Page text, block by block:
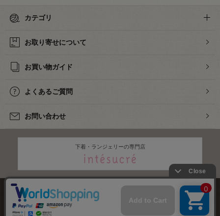
カテゴリ
お取り寄せについて
お買い物ガイド
よくあるご質問
お問い合わせ
下着・ランジェリーの専門店
株式会社オカダヤ
特定商取引法に基づく表記 プライバシーポリシー サイトマップ